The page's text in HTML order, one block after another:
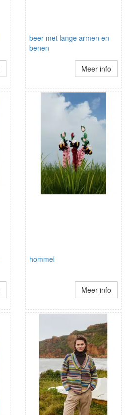
beer met lange armen en
benen
Meer info
hommel
Meer info